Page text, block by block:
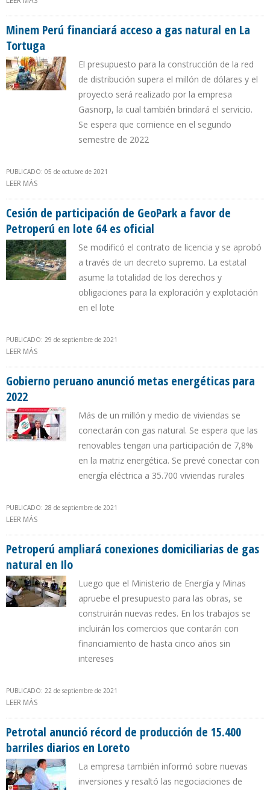
Minem Perú financiará acceso a gas natural en La
Tortuga
El presupuesto para la construcción de la red
de distribución supera el millón de dólares y el
proyecto será realizado por la empresa
Gasnorp, la cual también brindará el servicio.
Se espera que comience en el segundo
semestre de 2022
PUBLICADO: 05 de octubre de 2021
LEER MÁS
Cesión de participación de GeoPark a favor de
Petroperú en lote 64 es oficial
Se modificó el contrato de licencia y se aprobó
a través de un decreto supremo. La estatal
asume la totalidad de los derechos y
obligaciones para la exploración y explotación
en el lote
PUBLICADO: 29 de septiembre de 2021
LEER MÁS
Gobierno peruano anunció metas energéticas para
2022
Más de un millón y medio de viviendas se
conectarán con gas natural. Se espera que las
renovables tengan una participación de 7,8%
en la matriz energética. Se prevé conectar con
energía eléctrica a 35.700 viviendas rurales
PUBLICADO: 28 de septiembre de 2021
LEER MÁS
Petroperú ampliará conexiones domiciliarias de gas
natural en Ilo
Luego que el Ministerio de Energía y Minas
apruebe el presupuesto para las obras, se
construirán nuevas redes. En los trabajos se
incluirán los comercios que contarán con
financiamiento de hasta cinco años sin
intereses
PUBLICADO: 22 de septiembre de 2021
LEER MÁS
Petrotal anunció récord de producción de 15.400
barriles diarios en Loreto
La empresa también informó sobre nuevas
inversiones y resaltó las negociaciones de